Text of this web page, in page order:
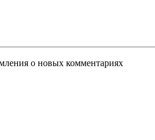
о новых комментариях